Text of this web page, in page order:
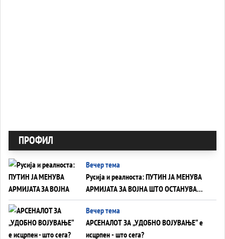
ПРОФИЛ
Вечер тема
Русија и реалноста: ПУТИН ЈА МЕНУВА
АРМИЈАТА ЗА ВОЈНА ШТО ОСТАНУВА
БЕЗ ФРОНТ
Вечер тема
АРСЕНАЛОТ ЗА „УДОБНО ВОЈУВАЊЕ“ е
исцрпен - што сега?